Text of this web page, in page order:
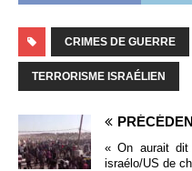
CRIMES DE GUERRE
TERRORISME ISRAÉLIEN
« On aurait
israélo/US de